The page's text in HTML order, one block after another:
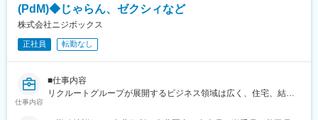
お客様と住宅会社間のコミュニケーション支援
ご成約に至らなかった理由の共有・改善提案
■研修フォロー体制
・入社3か月以降：先輩同席のもと接客デビュー
※独り立ち後も、役職・スキルに応じた研修があり安心です♪
・ただ枠を売るという性質のものではなく、大学の学生募集コン
サルティング、デジタルマーケティングコンサルティング的な側
面の強い営業
・出張の頻度は月に2回程度
（1）成果に応じた高い昇給実績
・全営業メンバーの平均昇給額：61万7000円（年間昇給率
(PdM)◆じゃらん、ゼクシィなど
株式会社ニジボックス
正社員 転勤なし
仕事内容
■仕事内容
リクルートグループが展開するビジネス領域は広く、住宅、結